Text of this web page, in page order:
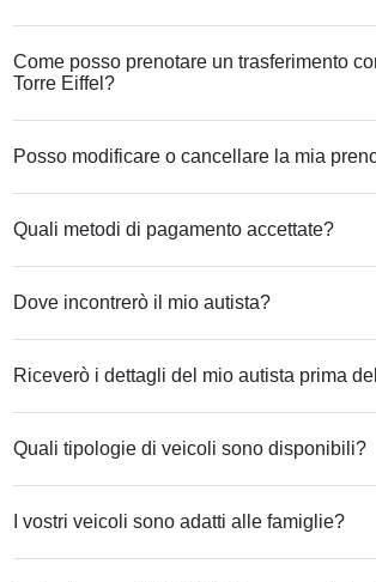
Come posso prenotare un trasferimento
Torre Eiffel?
Posso modificare o cancellare la mia
Quali metodi di pagamento accettate?
Dove incontrerò il mio autista?
Riceverò i dettagli del mio autista prima
Quali tipologie di veicoli sono disponibili?
I vostri veicoli sono adatti alle famiglie?